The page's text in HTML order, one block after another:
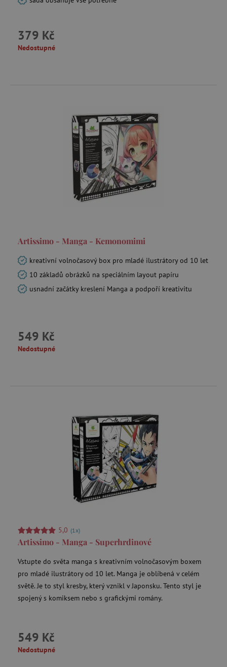
379 Kč
Nedostupné
Artissimo - Manga - Kemonomimi
kreativní volnočasový box pro mladé ilustrátory od 10 let
10 základů obrázků na speciálním layout papíru
usnadní začátky kreslení Manga a podpoří kreativitu
549 Kč
Nedostupné
5,0 (1x)
Artissimo - Manga - Superhrdinové
Vstupte do světa manga s kreativním volnočasovým boxem
pro mladé ilustrátory od 10 let. Manga je oblíbená v celém
světě. Je to styl kresby, který vznikl v Japonsku. Tento styl je
spojený s komiksem nebo s grafickými romány.
549 Kč
Nedostupné